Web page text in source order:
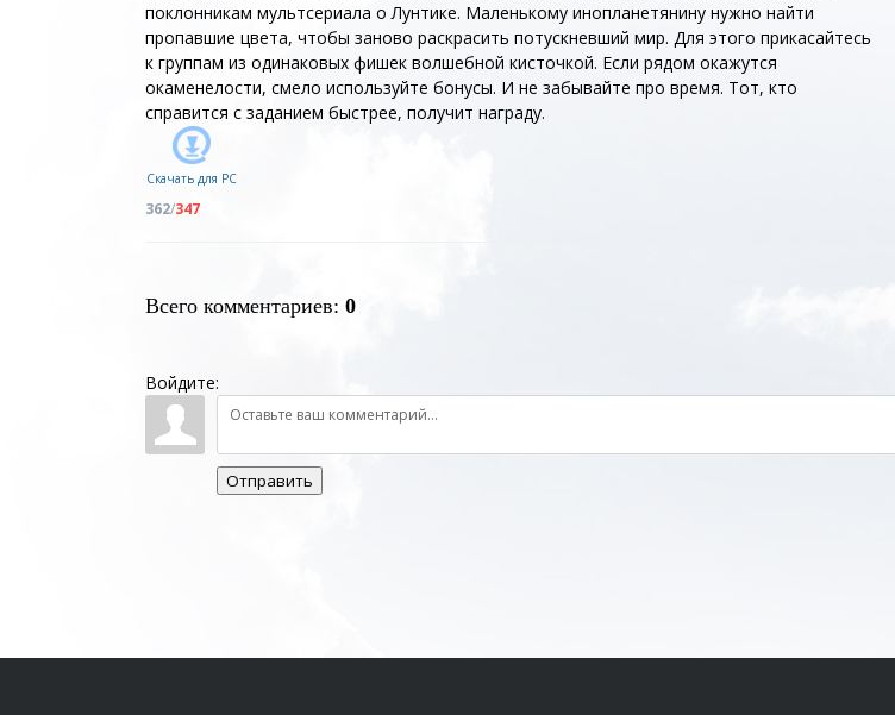
поклонникам мультсериала о Лунтике. Маленькому инопланетянину нужно найти
пропавшие цвета, чтобы заново раскрасить потускневший мир. Для этого прикасайтесь
к группам из одинаковых фишек волшебной кисточкой. Если рядом окажутся
окаменелости, смело используйте бонусы. И не забывайте про время. Тот, кто
справится с заданием быстрее, получит награду.
Скачать для PC
362/347
Всего комментариев: 0
Войдите:
Отправить